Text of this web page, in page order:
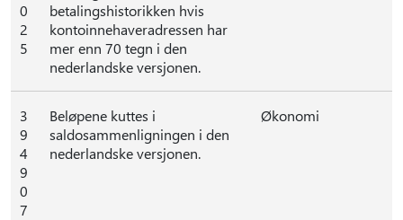
0
2
5
betalingshistorikken hvis
kontoinnehaveradressen har
mer enn 70 tegn i den
nederlandske versjonen.
3
9
4
9
0
7
Beløpene kuttes i
saldosammenligningen i den
nederlandske versjonen.
Økonomi